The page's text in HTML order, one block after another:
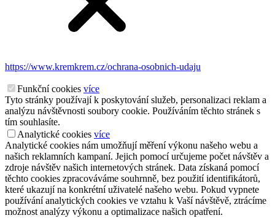
https://www.kremkrem.cz/ochrana-osobnich-udaju
Funkční cookies více
Tyto stránky používají k poskytování služeb, personalizaci reklam a
analýzu návštěvnosti soubory cookie. Používáním těchto stránek s
tím souhlasíte.
Analytické cookies více
Analytické cookies nám umožňují měření výkonu našeho webu a
našich reklamních kampaní. Jejich pomocí určujeme počet návštěv a
zdroje návštěv našich internetových stránek. Data získaná pomocí
těchto cookies zpracováváme souhrnně, bez použití identifikátorů,
které ukazují na konkrétní uživatelé našeho webu. Pokud vypnete
používání analytických cookies ve vztahu k Vaší návštěvě, ztrácíme
možnost analýzy výkonu a optimalizace našich opatření.